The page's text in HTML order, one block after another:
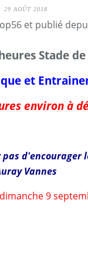
29 AOÛT 2018
et publié
Stade
et
environ à
d'encourager
Vannes